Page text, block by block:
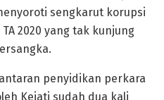
sengkarut korupsi
2020 yang tak kunjung
penyidikan perkara
Kejati sudah dua kali